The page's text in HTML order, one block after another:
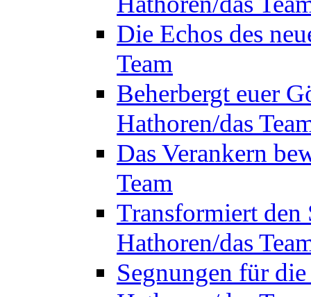
Die Echos des
Team
Beherbergt euer
Hathoren/das
Das Verankern
Team
Transformiert
Hathoren/das
Segnungen für